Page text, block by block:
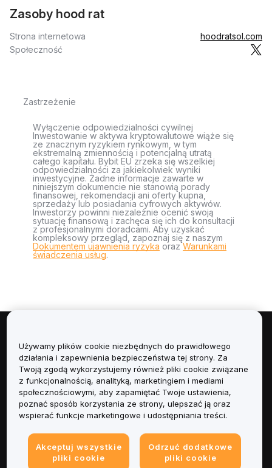
Zasoby hood rat
Strona internetowa
hoodratsol.com
Społeczność
Zastrzeżenie
Wyłączenie odpowiedzialności cywilnej
Inwestowanie w aktywa kryptowalutowe wiąże się
ze znacznym ryzykiem rynkowym, w tym
ekstremalną zmiennością i potencjalną utratą
całego kapitału. Bybit EU zrzeka się wszelkiej
odpowiedzialności za jakiekolwiek wyniki
inwestycyjne. Żadne informacje zawarte w
niniejszym dokumencie nie stanowią porady
finansowej, rekomendacji ani oferty kupna,
sprzedaży lub posiadania cyfrowych aktywów.
Inwestorzy powinni niezależnie ocenić swoją
sytuację finansową i zachęca się ich do konsultacji
z profesjonalnymi doradcami. Aby uzyskać
kompleksowy przegląd, zapoznaj się z naszym
Dokumentem ujawnienia ryzyka orazWarunkami
świadczenia usług.
Informacje
Usługi
Obsługa Klienta
Informacje prawne
Używamy plików cookie niezbędnych do prawidłowego
działania i zapewnienia bezpieczeństwa tej strony. Za
Twoją zgodą wykorzystujemy również pliki cookie związane
z funkcjonalnością, analityką, marketingiem i mediami
społecznościowymi, aby zapamiętać Twoje ustawienia,
poznać sposób korzystania ze strony, ulepszać ją oraz
wspierać funkcje marketingowe i udostępniania treści.
Akceptuj wszystkie
pliki cookie
Odrzuć dodatkowe
pliki cookie